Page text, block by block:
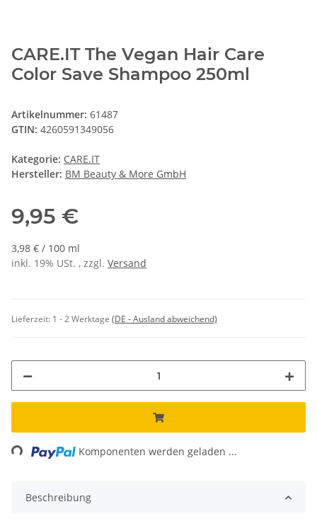
CARE.IT The Vegan Hair Care
Color Save Shampoo 250ml
Artikelnummer: 61487
GTIN: 4260591349056
Kategorie: CARE.IT
Hersteller: BM Beauty & More GmbH
9,95 €
3,98 € / 100 ml
inkl. 19% USt. , zzgl. Versand
Lieferzeit: 1 - 2 Werktage (DE - Ausland abweichend)
Komponenten werden geladen ...
Beschreibung